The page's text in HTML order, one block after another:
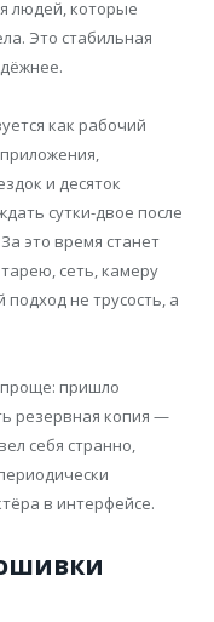
людей, которые
Это стабильная
как рабочий
и десяток
сутки-двое после
это время станет
сеть, камеру
не трусость, а
проще: пришло
резервная копия —
себя странно,
в интерфейсе.